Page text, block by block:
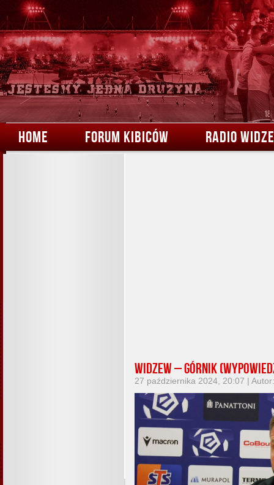
HOME FORUM KIBICÓW RADIO
Widzew – Górnik
27 października 2024, 20:07 |